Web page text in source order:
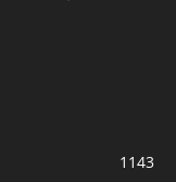
1143